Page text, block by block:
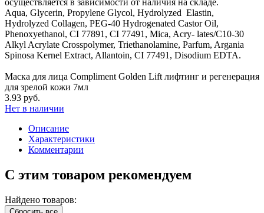
Aqua, Glycerin, Propylene Glycol, Hydrolyzed Elastin,
Hydrolyzed Collagen, PEG-40 Hydrogenated Castor Oil,
Phenoxyethanol, CI 77891, CI 77491, Mica, Acry- lates/C10-30
Alkyl Acrylate Crosspolymer, Triethanolamine, Parfum, Argania
Spinosa Kernel Extract, Allantoin, CI 77491, Disodium EDTA.
Маска для лица Compliment Golden Lift лифтинг и регенерация
для зрелой кожи 7мл
3.93 руб.
Нет в наличии
Описание
Характеристики
Комментарии
С этим товаром рекомендуем
Найдено товаров:
Сбросить все